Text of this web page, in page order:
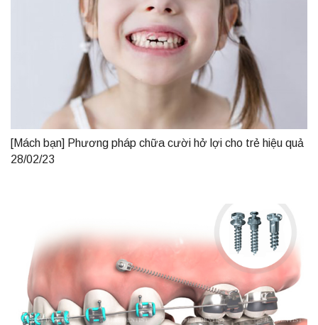
[Mách bạn] Phương pháp chữa cười hở lợi cho trẻ hiệu quả
28/02/23